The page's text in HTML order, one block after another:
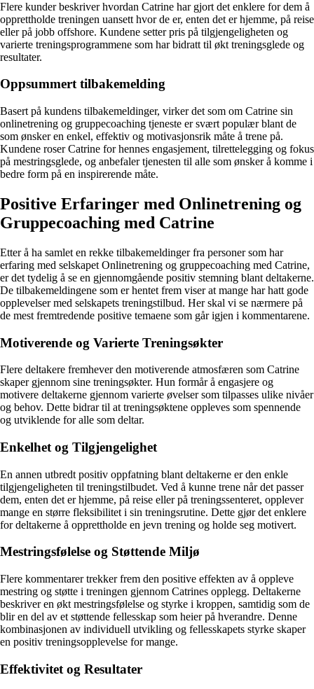
Flere kunder beskriver hvordan Catrine har gjort det enklere for dem å
opprettholde treningen uansett hvor de er, enten det er hjemme, på reise
eller på jobb offshore. Kundene setter pris på tilgjengeligheten og
varierte treningsprogrammene som har bidratt til økt treningsglede og
resultater.
Oppsummert tilbakemelding
Basert på kundens tilbakemeldinger, virker det som om Catrine sin
onlinetrening og gruppecoaching tjeneste er svært populær blant de
som ønsker en enkel, effektiv og motivasjonsrik måte å trene på.
Kundene roser Catrine for hennes engasjement, tilrettelegging og fokus
på mestringsglede, og anbefaler tjenesten til alle som ønsker å komme i
bedre form på en inspirerende måte.
Positive Erfaringer med Onlinetrening og
Gruppecoaching med Catrine
Etter å ha samlet en rekke tilbakemeldinger fra personer som har
erfaring med selskapet Onlinetrening og gruppecoaching med Catrine,
er det tydelig å se en gjennomgående positiv stemning blant deltakerne.
De tilbakemeldingene som er hentet frem viser at mange har hatt gode
opplevelser med selskapets treningstilbud. Her skal vi se nærmere på
de mest fremtredende positive temaene som går igjen i kommentarene.
Motiverende og Varierte Treningsøkter
Flere deltakere fremhever den motiverende atmosfæren som Catrine
skaper gjennom sine treningsøkter. Hun formår å engasjere og
motivere deltakerne gjennom varierte øvelser som tilpasses ulike nivåer
og behov. Dette bidrar til at treningsøktene oppleves som spennende
og utviklende for alle som deltar.
Enkelhet og Tilgjengelighet
En annen utbredt positiv oppfatning blant deltakerne er den enkle
tilgjengeligheten til treningstilbudet. Ved å kunne trene når det passer
dem, enten det er hjemme, på reise eller på treningssenteret, opplever
mange en større fleksibilitet i sin treningsrutine. Dette gjør det enklere
for deltakerne å opprettholde en jevn trening og holde seg motivert.
Mestringsfølelse og Støttende Miljø
Flere kommentarer trekker frem den positive effekten av å oppleve
mestring og støtte i treningen gjennom Catrines opplegg. Deltakerne
beskriver en økt mestringsfølelse og styrke i kroppen, samtidig som de
blir en del av et støttende fellesskap som heier på hverandre. Denne
kombinasjonen av individuell utvikling og fellesskapets styrke skaper
en positiv treningsopplevelse for mange.
Effektivitet og Resultater